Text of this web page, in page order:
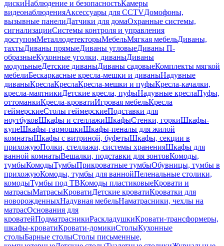
дискиНаблюдение и безопасностьКамеры
видеонаблюденияАксессуары для CCTVДомофоны,
вызывные панелиДатчики для домаОхранные системы,
сигнализацииСистемы контроля и управления
доступомМеталлодетекторыМебельМягкая мебельДиваны,
тахтыДиваны прямыеДиваны угловыеДиваны П-
образныеКухонные уголки, диваныДиваны
модульныеДетские диваныДиваны садовыеКомплекты мягкой
мебелиБескаркасные кресла-мешки и диваныНадувные
диваныКреслаКреслаКресла-мешки и пуфыКресла-качалки,
кресла-маятникиДетские кресла, пуфыНадувные креслаПуфы,
оттоманкиКресла-кроватиИгровая мебельКресла
геймерскиеСтолы геймерскиеПодставки для
ноутбуковШкафы и стеллажиШкафыСтенки, горкиШкафы-
купеШкафы-гармошкиШкафы-пеналы для жилой
комнатыШкафы с витриной, буфетыШкафы, секции в
прихожуюПолки, стеллажи, системы храненияШкафы для
ванной комнатыВешалки, подставки для зонтовКомоды,
тумбыКомодыТумбыПрикроватные тумбыОбувницы, тумбы в
прихожуюКомоды, тумбы для ваннойПеленальные столики,
комодыТумбы под ТВКомоды пластиковыеКровати и
матрасыМатрасыКроватиДетские кроватиКроватки для
новорожденныхНадувная мебельНаматрасники, чехлы на
матрасОснования для
кроватейПодматрасникиРаскладушкиКровати-трансформеры,
шкафы-кроватиКровати-домикиСтолыКухонные
столыБарные столыСтолы письменные,